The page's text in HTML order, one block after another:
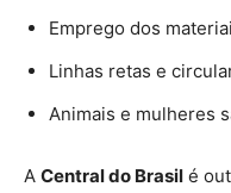
Emprego dos
Linhas retas e
Animais e mulheres
A Central do Brasil é